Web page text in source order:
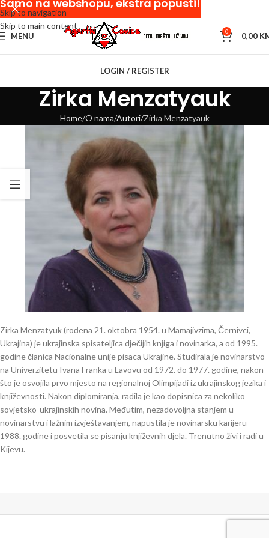
Skip to navigation
Skip to main content
MENU 0 0,00
LOGIN / REGISTER
Zirka Menzatyauk
Home O nama Autori Zirka Menzatyauk
Zirka Menzatyuk (rođena 21. oktobra 1954. u Mamajivzima, Černivci,
Ukrajina) je ukrajinska spisateljica dječijih knjiga i novinarka, a od 1995.
godine članica Nacionalne unije pisaca Ukrajine. Studirala je novinarstvo
na Univerzitetu Ivana Franka u Lavovu od 1972. do 1977. godine, nakon
što je osvojila prvo mjesto na regionalnoj Olimpijadi iz ukrajinskog jezika i
književnosti. Nakon diplomiranja, radila je kao dopisnica za nekoliko
sovjetsko-ukrajinskih novina. Međutim, nezadovoljna stanjem u
novinarstvu i lažnim izvještavanjem, napustila je novinarsku karijeru
1988. godine i posvetila se pisanju književnih djela. Trenutno živi i radi u
Kijevu.
Samo na webshopu, ekstra popusti!